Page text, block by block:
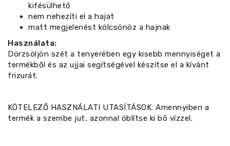
kifésülhető
nem nehezíti el a hajat
matt megjelenést kölcsönöz a hajnak
Használata:
Dörzsöljön szét a tenyerében egy kisebb mennyiséget a
termékből és az ujjai segítségével készítse el a kívánt
frizurát.
KÖTELEZŐ HASZNÁLATI UTASÍTÁSOK: Amennyiben a
termék a szembe jut, azonnal öblítse ki bő vízzel.